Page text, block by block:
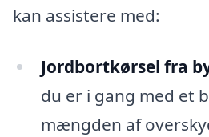
kan assistere med:
Jordbortkørsel fra
du er i gang med et
mængden af